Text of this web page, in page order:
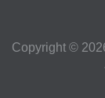
Copyright ©